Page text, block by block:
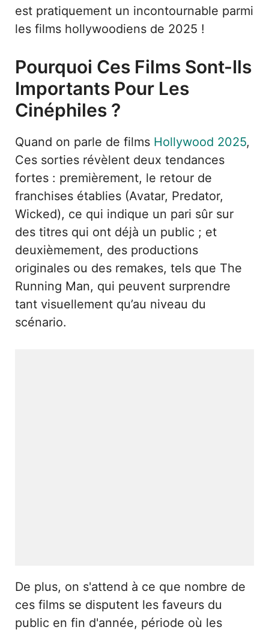
est pratiquement un incontournable parmi
les films hollywoodiens de 2025 !
Pourquoi Ces Films Sont-Ils
Importants Pour Les
Cinéphiles ?
Quand on parle de films Hollywood 2025,
Ces sorties révèlent deux tendances
fortes : premièrement, le retour de
franchises établies (Avatar, Predator,
Wicked), ce qui indique un pari sûr sur
des titres qui ont déjà un public ; et
deuxièmement, des productions
originales ou des remakes, tels que The
Running Man, qui peuvent surprendre
tant visuellement qu’au niveau du
scénario.
De plus, on s'attend à ce que nombre de
ces films se disputent les faveurs du
public en fin d'année, période où les